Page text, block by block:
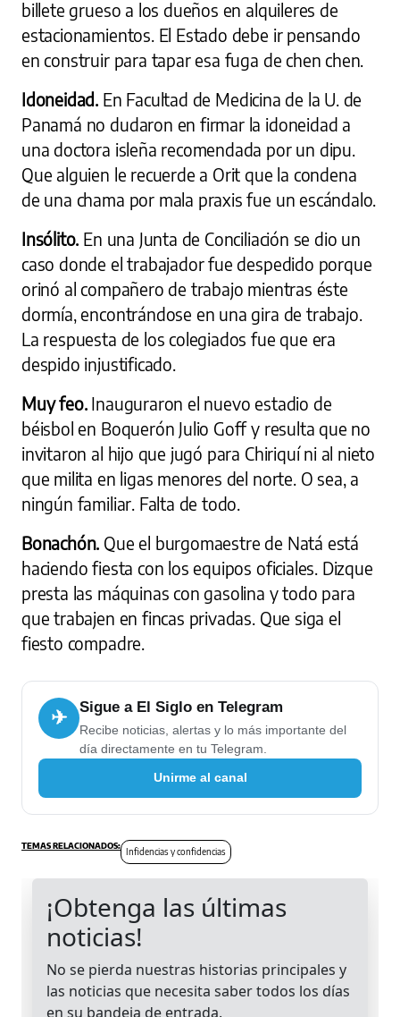
billete grueso a los dueños en alquileres de
estacionamientos. El Estado debe ir pensando
en construir para tapar esa fuga de chen chen.
Idoneidad. En Facultad de Medicina de la U. de
Panamá no dudaron en firmar la idoneidad a
una doctora isleña recomendada por un dipu.
Que alguien le recuerde a Orit que la condena
de una chama por mala praxis fue un escándalo.
Insólito. En una Junta de Conciliación se dio un
caso donde el trabajador fue despedido porque
orinó al compañero de trabajo mientras éste
dormía, encontrándose en una gira de trabajo.
La respuesta de los colegiados fue que era
despido injustificado.
Muy feo. Inauguraron el nuevo estadio de
béisbol en Boquerón Julio Goff y resulta que no
invitaron al hijo que jugó para Chiriquí ni al nieto
que milita en ligas menores del norte. O sea, a
ningún familiar. Falta de todo.
Bonachón. Que el burgomaestre de Natá está
haciendo fiesta con los equipos oficiales. Dizque
presta las máquinas con gasolina y todo para
que trabajen en fincas privadas. Que siga el
fiesto compadre.
✈ Sigue a El Siglo en Telegram
Recibe noticias, alertas y lo más importante del
día directamente en tu Telegram.
Unirme al canal
Infidencias y confidencias